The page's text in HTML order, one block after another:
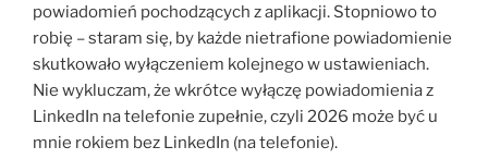
powiadomień pochodzących z aplikacji. Stopniowo to
robię – staram się, by każde nietrafione powiadomienie
skutkowało wyłączeniem kolejnego w ustawieniach.
Nie wykluczam, że wkrótce wyłączę powiadomienia z
LinkedIn na telefonie zupełnie, czyli 2026 może być u
mnie rokiem bez LinkedIn (na telefonie).